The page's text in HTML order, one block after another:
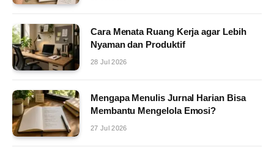
Cara Menata Ruang Kerja agar Lebih
Nyaman dan Produktif
28 Jul 2026
Mengapa Menulis Jurnal Harian Bisa
Membantu Mengelola Emosi?
27 Jul 2026